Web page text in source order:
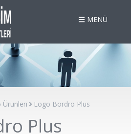
MENÜ
Ürünleri Logo Bordro Plus
Plus